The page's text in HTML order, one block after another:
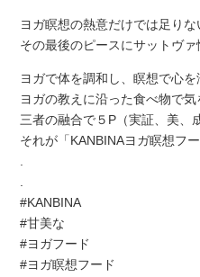
ヨガ瞑想の熱意だけでは足りな
その最後のピースにサットヴァ
ヨガで体を調和し、瞑想で心を
ヨガの教えに沿った食べ物で気
三者の融合で５P（実証、美、
それが「KANBINAヨガ瞑想フ
#KANBINA
#甘美な
#ヨガフード
#ヨガ瞑想フード